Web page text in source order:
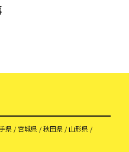
県 宮城県 秋田県
山形県